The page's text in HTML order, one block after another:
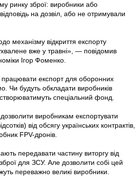
ринку зброї: виробники або
на дозвіл, або не отримували
механізму відкриття експорту
вже у травні», — повідомив
Ігор Фоменко.
експорт для оборонних
Чи будуть обкладати виробників
спеціальний фонд.
виробникам експортувати
від обсягу українських контрактів,
FPV-дронів.
передавати частину виторгу від
для ЗСУ. Але дозволити собі цей
переважно великі виробники.